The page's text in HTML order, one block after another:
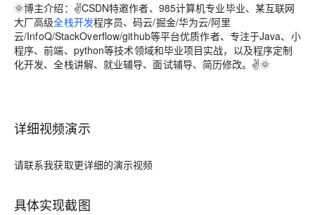
🌞博主介绍 ：✌CSDN特邀作者、985计算机专业毕业、某互联网
大厂高级全栈开发程序员、码云/掘金/华为云/阿里
云/InfoQ/StackOverflow/github等平台优质作者、专注于Java、小
程序、前端、python等技术领域和毕业项目实战，以及程序定制
化开发、全栈讲解、就业辅导、面试辅导、简历修改。✌🌞
详细视频演示
请联系我获取更详细的演示视频
具体实现截图